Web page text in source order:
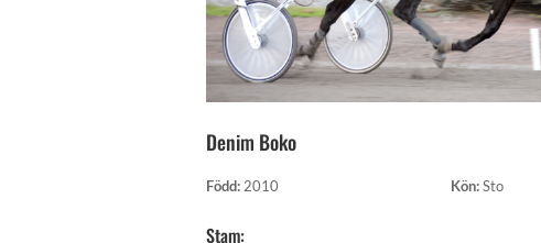
Denim Boko
Född: 2010 Kön:Sto
Stam: